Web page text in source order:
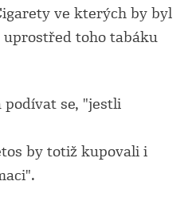
ve kterých by byl
uprostřed toho tabáku
se, "jestli
by totiž kupovali i